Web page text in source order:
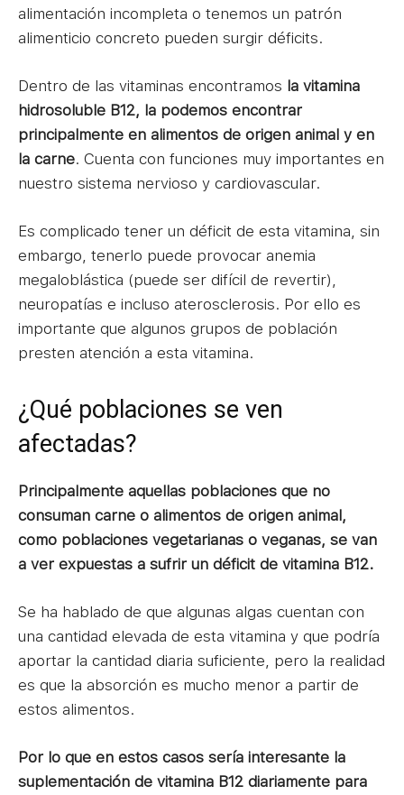
alimentación incompleta o tenemos un patrón
alimenticio concreto pueden surgir déficits.
Dentro de las vitaminas encontramos la vitamina
hidrosoluble B12, la podemos encontrar
principalmente en alimentos de origen animal y en
la carne. Cuenta con funciones muy importantes en
nuestro sistema nervioso y cardiovascular.
Es complicado tener un déficit de esta vitamina, sin
embargo, tenerlo puede provocar anemia
megaloblástica (puede ser difícil de revertir),
neuropatías e incluso aterosclerosis. Por ello es
importante que algunos grupos de población
presten atención a esta vitamina.
¿Qué poblaciones se ven
afectadas?
Principalmente aquellas poblaciones que no
consuman carne o alimentos de origen animal,
como poblaciones vegetarianas o veganas, se van
a ver expuestas a sufrir un déficit de vitamina B12.
Se ha hablado de que algunas algas cuentan con
una cantidad elevada de esta vitamina y que podría
aportar la cantidad diaria suficiente, pero la realidad
es que la absorción es mucho menor a partir de
estos alimentos.
Por lo que en estos casos sería interesante la
suplementación de vitamina B12 diariamente para